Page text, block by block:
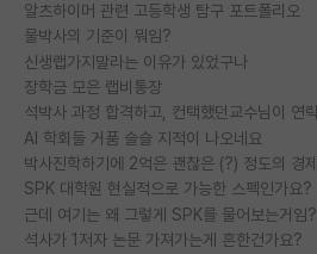
알츠하이머 관련 고등학생 탐구 포트폴리오
물박사의 기준이 뭐임?
신생랩가지말라는 이유가 있었구나
장학금 모은 랩비통장
AI 학회들 거품 슬슬 지적이 나오네요
SPK 대학원 현실적으로 가능한 스펙인가요?
근데 여기는 왜 그렇게 SPK를 물어보는거임?
석사가 1저자 논문 가져가는게 흔한건가요?